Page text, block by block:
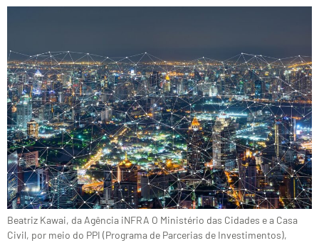
Beatriz Kawai, da Agência iNFRA O Ministério das Cidades e a Casa
Civil, por meio do PPI (Programa de Parcerias de Investimentos),